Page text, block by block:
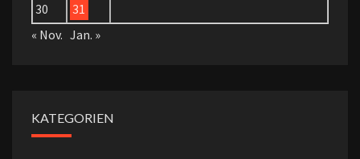
30
31
« Nov. Jan. »
KATEGORIEN